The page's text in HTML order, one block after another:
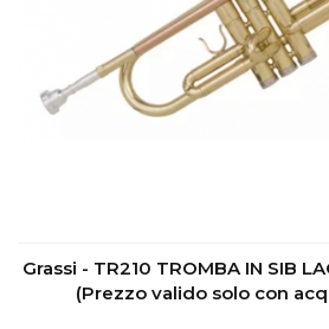
Grassi - TR210 TROMBA IN SIB
(Prezzo valido solo con